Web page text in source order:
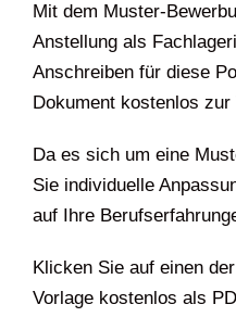
Mit dem Muster-
Anstellung als
Anschreiben für diese
Dokument kostenlos zur
Da es sich um eine
Sie individuelle
auf Ihre
Klicken Sie auf einen
Vorlage kostenlos als